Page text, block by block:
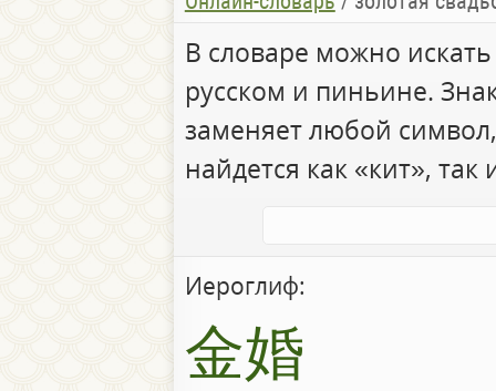
В словаре можно
русском и пиньине.
заменяет любой
найдется как «кит», так
Иероглиф:
金婚